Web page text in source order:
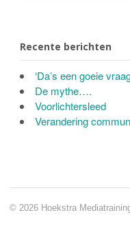
Recente berichten
‘Da’s een goeie
De mythe….
Voorlichtersleed
Verandering
© 2026 Hoekstra